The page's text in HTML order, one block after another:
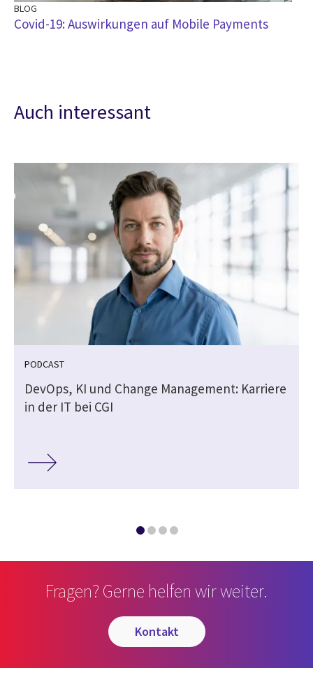
BLOG
Covid-19: Auswirkungen auf Mobile Payments
Auch interessant
PODCAST
DevOps, KI und Change Management: Karriere
in der IT bei CGI
Fragen? Gerne helfen wir weiter.
kontakt